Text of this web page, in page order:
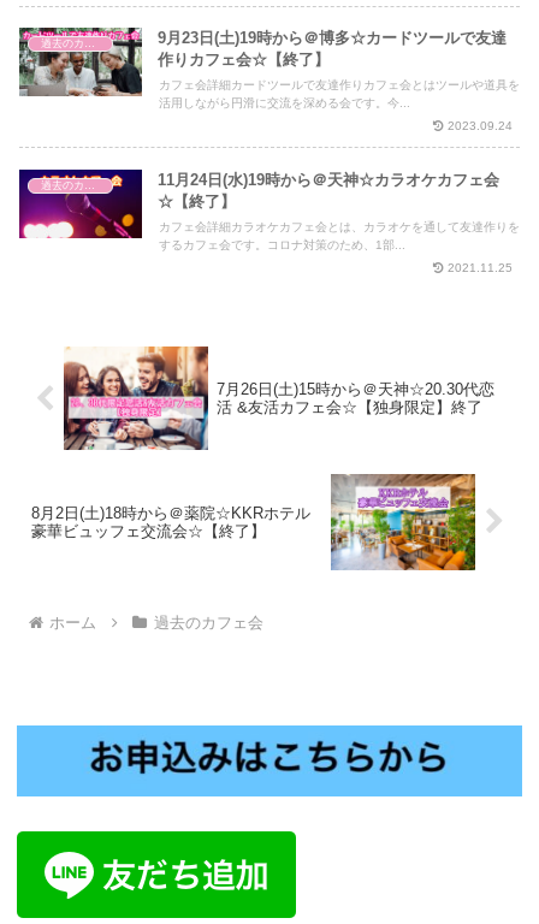
過去のカフェ会
9月23日(土)19時から＠博多☆カードツールで友達
作りカフェ会☆【終了】
カフェ会詳細カードツールで友達作りカフェ会とはツールや道具を
活用しながら円滑に交流を深める会です。今...
2023.09.24
過去のカフェ会
11月24日(水)19時から＠天神☆カラオケカフェ会
☆【終了】
カフェ会詳細カラオケカフェ会とは、カラオケを通して友達作りを
するカフェ会です。コロナ対策のため、1部...
2021.11.25
7月26日(土)15時から＠天神☆20.30代恋
活 &友活カフェ会☆【独身限定】終了
8月2日(土)18時から＠薬院☆KKRホテル
豪華ビュッフェ交流会☆【終了】
ホーム 過去のカフェ会